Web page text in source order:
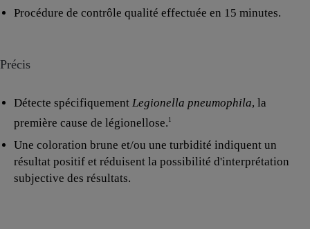
Procédure de contrôle qualité effectuée en 15 minutes.
Précis
Détecte spécifiquement Legionella pneumophila, la
première cause de légionellose. 1
Une coloration brune et/ou une turbidité indiquent un
résultat positif et réduisent la possibilité d'interprétation
subjective des résultats.